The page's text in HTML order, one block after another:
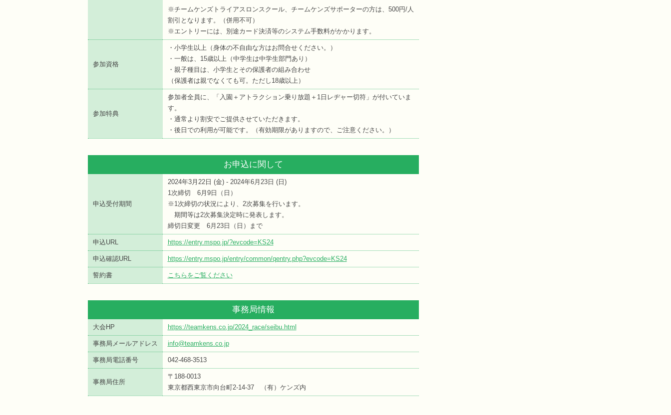
※チームケンズトライアスロンスクール、チームケンズサポーターの方は、500円/人
割引となります。（併用不可）
※エントリーには、別途カード決済等のシステム手数料がかかります。
参加資格
・小学生以上（身体の不自由な方はお問合せください。）
・一般は、15歳以上（中学生は中学生部門あり）
・親子種目は、小学生とその保護者の組み合わせ
（保護者は親でなくても可。ただし18歳以上）
参加特典
参加者全員に、「入園＋アトラクション乗り放題＋1日レヂャー切符」が付いていま
す。
・通常より割安でご提供させていただきます。
・後日での利用が可能です。（有効期限がありますので、ご注意ください。）
お申込に関して
申込受付期間
2024年3月22日 (金) - 2024年6月23日 (日 )
1次締切 6月9日（日）
※1次締切の状況により、2次募集を行います。
期間等は2次募集決定時に発表します。
締切日変更 6月23日（日）まで
申込URL https://entry.mspo.jp/?evcode=KS24
申込確認URL https://entry.mspo.jp/entry/common/qentry.php?evcode=KS24
誓約書 こちらをご覧ください
事務局情報
大会HP https://teamkens.co.jp/2024_race/seibu.html
事務局メールアドレス info@teamkens.co.jp
事務局電話番号 042-468-3513
事務局住所
〒188-0013
東京都西東京市向台町2-14-37 （有）ケンズ内